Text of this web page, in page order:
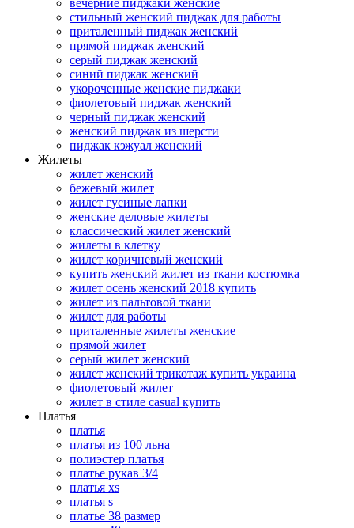
стильный женский пиджак для работы
приталенный пиджак женский
прямой пиджак женский
серый пиджак женский
синий пиджак женский
укороченные женские пиджаки
фиолетовый пиджак женский
черный пиджак женский
женский пиджак из шерсти
пиджак кэжуал женский
Жилеты
жилет женский
бежевый жилет
жилет гусиные лапки
женские деловые жилеты
классический жилет женский
жилеты в клетку
жилет коричневый женский
купить женский жилет из ткани костюмка
жилет осень женский 2018 купить
жилет из пальтовой ткани
жилет для работы
приталенные жилеты женские
прямой жилет
серый жилет женский
жилет женский трикотаж купить украина
фиолетовый жилет
жилет в стиле casual купить
Платья
платья
платья из 100 льна
полиэстер платья
платье рукав 3/4
платья xs
платья s
платье 38 размер